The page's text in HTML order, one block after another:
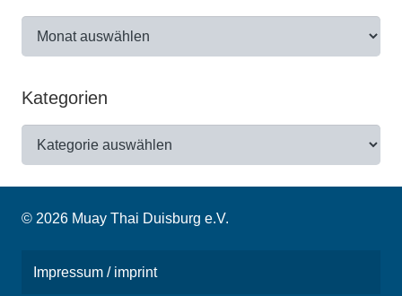
Kategorien
© 2026 Muay Thai Duisburg e.V.
Impressum / imprint